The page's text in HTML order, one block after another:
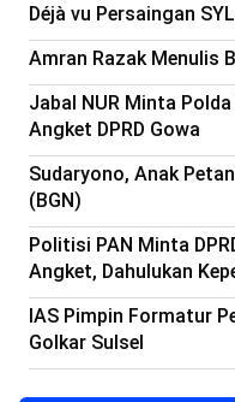
Déjà vu Persaingan
Amran Razak Menulis
Jabal NUR Minta
Angket DPRD Gowa
Sudaryono, Anak
(BGN)
Politisi PAN Minta
Angket, Dahulukan
IAS Pimpin Formatur
Golkar Sulsel